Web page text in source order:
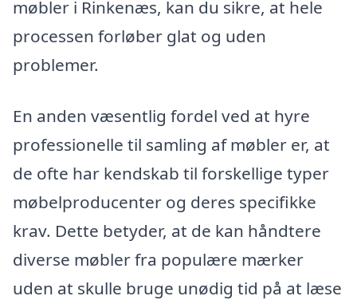
møbler i Rinkenæs, kan du sikre, at hele
processen forløber glat og uden
problemer.
En anden væsentlig fordel ved at hyre
professionelle til samling af møbler er, at
de ofte har kendskab til forskellige typer
møbelproducenter og deres specifikke
krav. Dette betyder, at de kan håndtere
diverse møbler fra populære mærker
uden at skulle bruge unødig tid på at læse